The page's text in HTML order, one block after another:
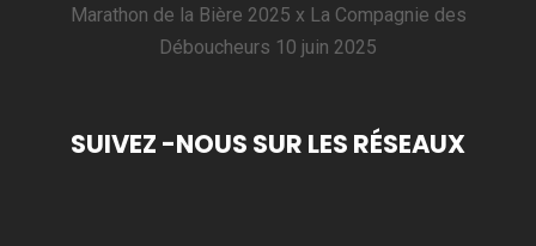
Marathon de la Bière 2025 x La Compagnie des
Déboucheurs 10 juin 2025
SUIVEZ -NOUS SUR LES RÉSEAUX